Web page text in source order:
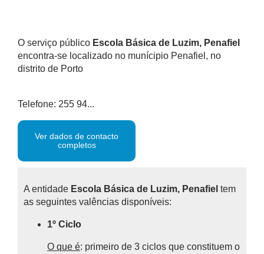
O serviço público Escola Básica de Luzim, Penafiel
encontra-se localizado no munícipio Penafiel, no
distrito de Porto
Telefone: 255 94...
Ver dados de contacto
completos
A entidade Escola Básica de Luzim, Penafiel tem
as seguintes valências disponíveis:
1º Ciclo
O que é: primeiro de 3 ciclos que constituem o